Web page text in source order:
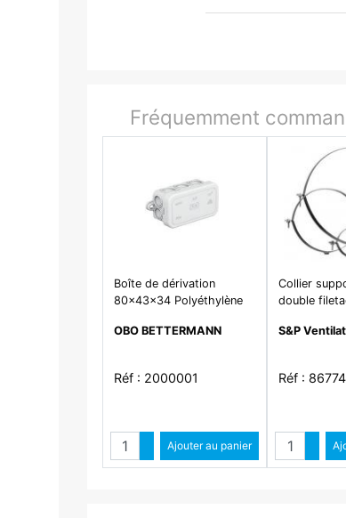
Fréquemment
Boîte de dérivation
80x43x34 Polyéthylène
OBO BETTERMANN
Réf : 2000001
Quantité
Augmenter quantité
Diminuer quantité
Ajouter au panier
Collier
double
- CSU 125
S&P
Réf :